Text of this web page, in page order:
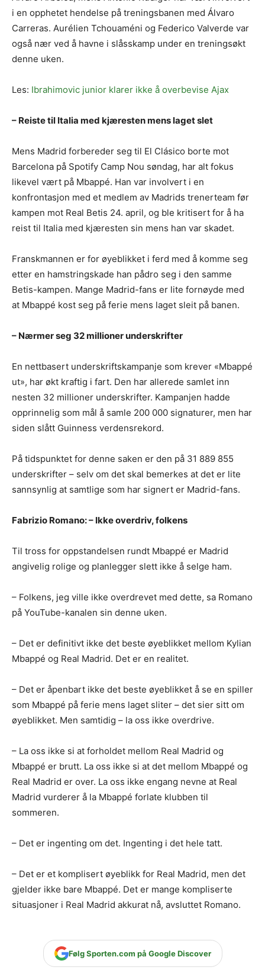
i en opphetet hendelse på treningsbanen med Álvaro
Carreras. Aurélien Tchouaméni og Federico Valverde var
også nær ved å havne i slåsskamp under en treningsøkt
denne uken.
Les: Ibrahimovic junior klarer ikke å overbevise Ajax
– Reiste til Italia med kjæresten mens laget slet
Mens Madrid forbereder seg til El Clásico borte mot
Barcelona på Spotify Camp Nou søndag, har alt fokus
likevel vært på Mbappé. Han var involvert i en
konfrontasjon med et medlem av Madrids trenerteam før
kampen mot Real Betis 24. april, og ble kritisert for å ha
reist til Italia med kjæresten sin mens han var skadet.
Franskmannen er for øyeblikket i ferd med å komme seg
etter en hamstringskade han pådro seg i den samme
Betis-kampen. Mange Madrid-fans er lite fornøyde med
at Mbappé kost seg på ferie mens laget sleit på banen.
– Nærmer seg 32 millioner underskrifter
En nettbasert underskriftskampanje som krever «Mbappé
ut», har økt kraftig i fart. Den har allerede samlet inn
nesten 32 millioner underskrifter. Kampanjen hadde
opprinnelig som mål å samle 200 000 signaturer, men har
siden slått Guinness verdensrekord.
På tidspunktet for denne saken er den på 31 889 855
underskrifter – selv om det skal bemerkes at det er lite
sannsynlig at samtlige som har signert er Madrid-fans.
Fabrizio Romano: – Ikke overdriv, folkens
Til tross for oppstandelsen rundt Mbappé er Madrid
angivelig rolige og planlegger slett ikke å selge ham.
– Folkens, jeg ville ikke overdrevet med dette, sa Romano
på YouTube-kanalen sin denne uken.
– Det er definitivt ikke det beste øyeblikket mellom Kylian
Mbappé og Real Madrid. Det er en realitet.
– Det er åpenbart ikke det beste øyeblikket å se en spiller
som Mbappé på ferie mens laget sliter – det sier sitt om
øyeblikket. Men samtidig – la oss ikke overdrive.
– La oss ikke si at forholdet mellom Real Madrid og
Mbappé er brutt. La oss ikke si at det mellom Mbappé og
Real Madrid er over. La oss ikke engang nevne at Real
Madrid vurderer å la Mbappé forlate klubben til
sommeren.
– Det er ingenting om det. Ingenting i det hele tatt.
– Det er et komplisert øyeblikk for Real Madrid, men det
gjelder ikke bare Mbappé. Det er mange kompliserte
situasjoner i Real Madrid akkurat nå, avsluttet Romano.
Følg Sporten.com på Google Discover